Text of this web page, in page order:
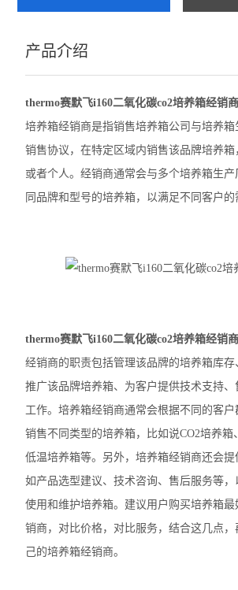
CryStal精骐振荡器/摇床
赛默飞ST1 Plus离心机
大龙离心机
大龙移液器
大龙摇床
凯杰样本研磨仪TissueLyser III
艾本德5430R冷冻离心机
艾本德5425微量离心机
艾本德MiniSpin离心机
产品介绍
thermo赛默飞i160二氧化碳co2培养箱经销商
培养箱经销商是指销售培养箱公司与培养
销售协议，在特定区域内销售该品牌培养箱
或者个人。经销商通常会与多个培养箱生
同品牌和型号的培养箱，以满足不同客户的
thermo赛默飞i160二氧化碳co2培养箱经销商
经销商的职责包括管理该品牌的培养箱库存
推广该品牌培养箱、为客户提供技术支持、
工作。培养箱经销商通常会根据不同的客户
销售不同类型的培养箱，比如说CO2培养箱
低温培养箱等。另外，培养箱经销商还会提
如产品选型建议、技术咨询、售后服务等
使用和维护培养箱。建议用户购买培养箱
销商，对比价格，对比服务，结合这几点，
己的培养箱经销商。